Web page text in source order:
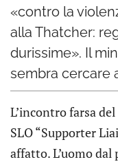
«contro la
alla Thatcher:
durissime». Il
sembra cercare
L’incontro farsa
SLO “Supporter
affatto. L’uomo